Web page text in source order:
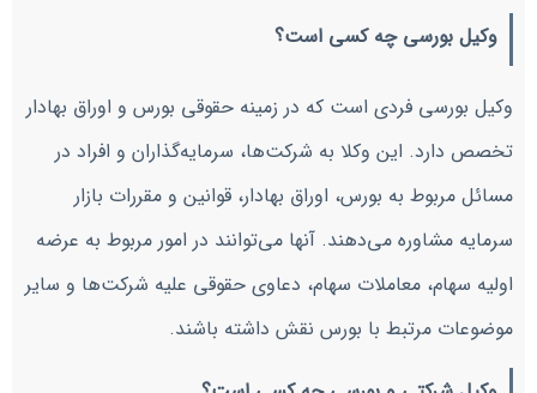
وکیل بورسی چه کسی است؟
وکیل بورسی فردی است که در زمینه حقوقی بورس و اوراق بهادار
تخصص دارد. این وکلا به شرکت‌ها، سرمایه‌گذاران و افراد در
مسائل مربوط به بورس، اوراق بهادار، قوانین و مقررات بازار
سرمایه مشاوره می‌دهند. آنها می‌توانند در امور مربوط به عرضه
اولیه سهام، معاملات سهام، دعاوی حقوقی علیه شرکت‌ها و سایر
موضوعات مرتبط با بورس نقش داشته باشند.